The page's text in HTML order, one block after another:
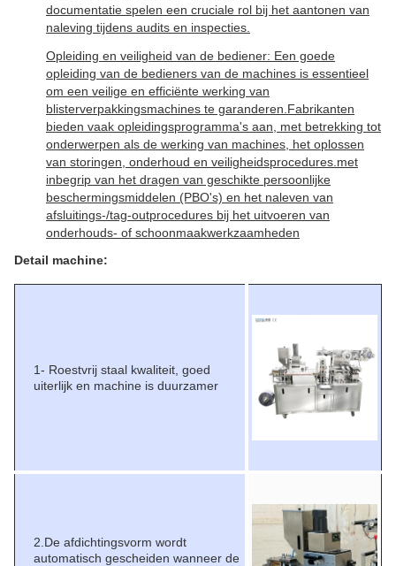
documentatie spelen een cruciale rol bij het aantonen van
naleving tijdens audits en inspecties.
Opleiding en veiligheid van de bediener: Een goede
opleiding van de bedieners van de machines is essentieel
om een veilige en efficiënte werking van
blisterverpakkingsmachines te garanderen.Fabrikanten
bieden vaak opleidingsprogramma's aan, met betrekking tot
onderwerpen als de werking van machines, het oplossen
van storingen, onderhoud en veiligheidsprocedures.met
inbegrip van het dragen van geschikte persoonlijke
beschermingsmiddelen (PBO's) en het naleven van
afsluitings-/tag-outprocedures bij het uitvoeren van
onderhouds- of schoonmaakwerkzaamheden
Detail machine:
1- Roestvrij staal kwaliteit, goed
uiterlijk en machine is duurzamer
2. De afdichtingsvorm wordt
automatisch gescheiden wanneer de